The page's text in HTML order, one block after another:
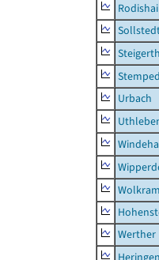
Urbach
Werther